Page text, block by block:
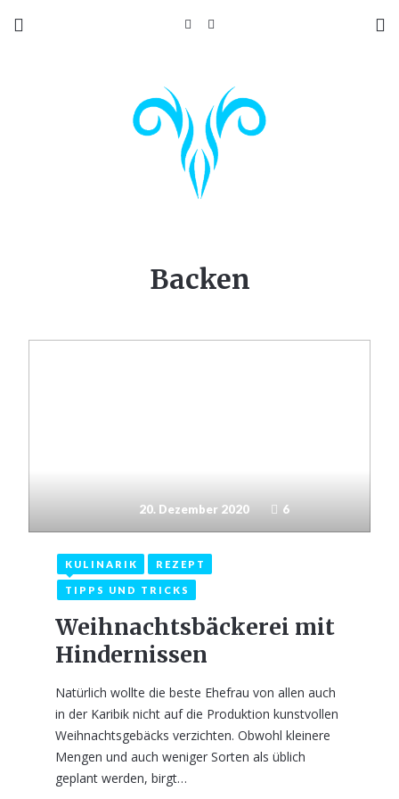
Backen
20. Dezember 2020 6
KULINARIK REZEPT
TIPPS UND TRICKS
Weihnachtsbäckerei mit
Hindernissen
Natürlich wollte die beste Ehefrau von allen auch
in der Karibik nicht auf die Produktion kunstvollen
Weihnachtsgebäcks verzichten. Obwohl kleinere
Mengen und auch weniger Sorten als üblich
geplant werden, birgt…